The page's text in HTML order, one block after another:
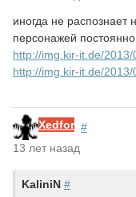
иногда не распознает
персонажей
http://img.kir-it.de/
http://img.kir-it.de/
Xedfor #
13 лет назад
KaliniN #